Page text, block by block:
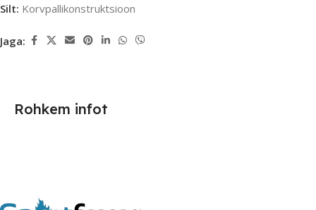
Silt: Korvpallikonstruktsioon
Jaga:
Rohkem infot